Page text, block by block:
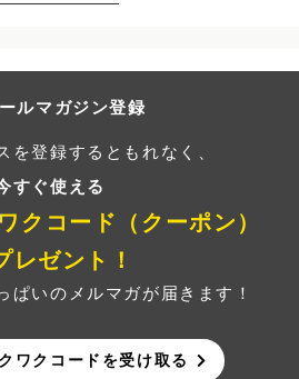
ルマガジン登録
を登録するともれなく、
すぐ使える
クコード（クーポン）
レゼント！
ぱいのメルマガが届きます！
ワクコードを受け取る